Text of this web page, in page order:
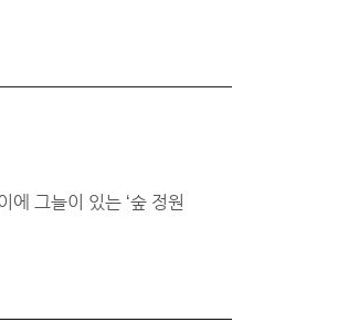
그늘이 있는 ‘숲 정원